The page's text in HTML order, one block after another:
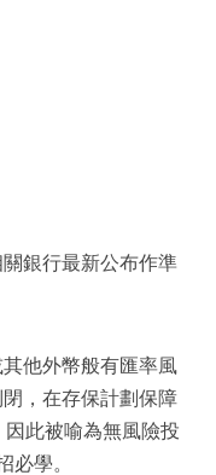
銀行最新公布作準
他外幣般有匯率風
，在存保計劃保障
此被喻為無風險投
必學。